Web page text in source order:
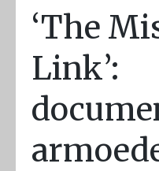
‘The
Link’: